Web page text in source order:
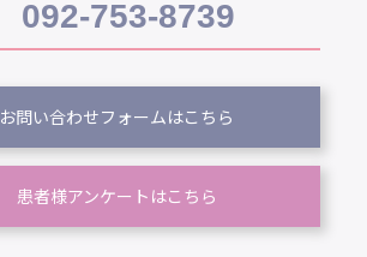
092-753-8739
お問い合わせフォームはこちら
患者様アンケートはこちら